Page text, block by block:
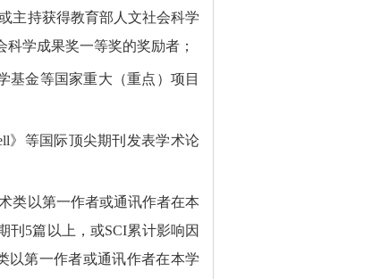
主持获得教育部人文社会科学
学成果奖一等奖的奖励者；
基金等国家重大（重点）项目
》等国际顶尖期刊发表学术论
类以第一作者或通讯作者在本
刊 5篇以上，或SCI累计影响因
以第一作者或通讯作者在本学